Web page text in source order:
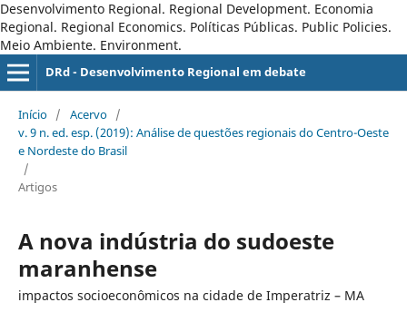
Desenvolvimento Regional. Regional Development. Economia
Regional. Regional Economics. Políticas Públicas. Public Policies.
Meio Ambiente. Environment.
DRd - Desenvolvimento Regional em debate
Início / Acervo /
v. 9 n. ed. esp. (2019): Análise de questões regionais do Centro-Oeste
e Nordeste do Brasil
/
Artigos
A nova indústria do sudoeste
maranhense
impactos socioeconômicos na cidade de Imperatriz – MA